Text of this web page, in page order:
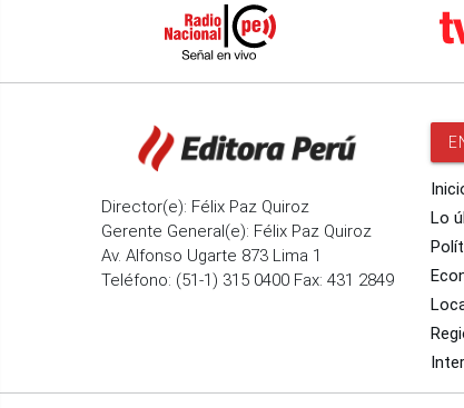
Director(e): Félix Paz Quiroz
Gerente General(e): Félix Paz Quiroz
Av. Alfonso Ugarte 873 Lima 1
Teléfono: (51-1) 315 0400 Fax: 431 2849
Lo